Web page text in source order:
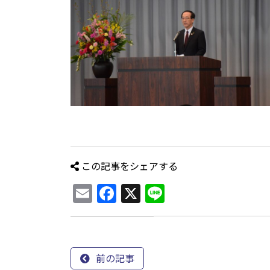
この記事をシェアする
EmailFacebook
X
前の記事